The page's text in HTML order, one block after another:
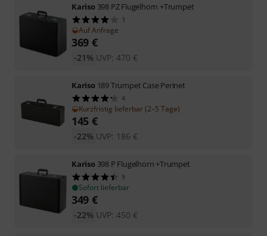
Kariso 398 PZ Flugelhorn +Trumpet
1
Auf Anfrage
369 €
UVP: 470 €
-21%
Kariso 189 Trumpet Case Perinet
4
Kurzfristig lieferbar (2–5 Tage)
145 €
UVP: 186 €
-22%
Kariso 398 P Flugelhorn +Trumpet
9
Sofort lieferbar
349 €
UVP: 450 €
-22%